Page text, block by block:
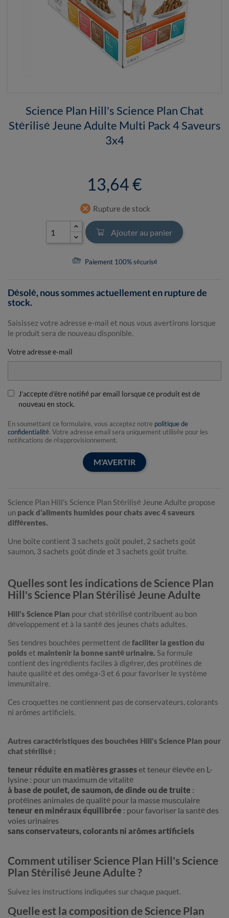
Science Plan Hill's Science Plan Chat
Stérilisé Jeune Adulte Multi Pack 4 Saveurs
3x4
13,64 €
cancel Rupture de stock
Ajouter au panier
Paiement 100% sécurisé
Désolé, nous sommes actuellement en rupture de
stock.
Saisissez votre adresse e-mail et nous vous avertirons lorsque
le produit sera de nouveau disponible.
Votre adresse e-mail
J'accepte d'être notifié par email lorsque ce produit est de
nouveau en stock.
En soumettant ce formulaire, vous acceptez notre politique de
confidentialité. Votre adresse email sera uniquement utilisée pour les
notifications de réapprovisionnement.
M'AVERTIR
Science Plan Hill's Science Plan Stérilisé Jeune Adulte propose
un pack d'aliments humides pour chats avec 4 saveurs
différentes.
Une boîte contient 3 sachets goût poulet, 2 sachets goût
saumon, 3 sachets goût dinde et 3 sachets goût truite.
Quelles sont les indications de Science Plan
Hill's Science Plan Stérilisé Jeune Adulte
Hill's Science Plan pour chat stérilisé contribuent au bon
développement et à la santé des jeunes chats adultes.
Ses tendres bouchées permettent de faciliter la gestion du
poids et maintenir la bonne santé urinaire. Sa formule
contient des ingrédients faciles à digérer, des protéines de
haute qualité et des oméga-3 et 6 pour favoriser le système
immunitaire.
Ces croquettes ne contiennent pas de conservateurs, colorants
ni arômes artificiels.
Autres caractéristiques des bouchées Hill's Science Plan pour
chat stérilisé :
teneur réduite en matières grasseset teneur élevée en L-
lysine : pour un maximum de vitalité
à base de poulet, de saumon, de dinde ou de truite :
protéines animales de qualité pour la masse musculaire
teneur en minéraux équilibrée : pour favoriser la santé des
voies urinaires
sans conservateurs, colorants ni arômes artificiels
Comment utiliser Science Plan Hill's Science
Plan Stérilisé Jeune Adulte ?
Suivez les instructions indiquées sur chaque paquet.
Quelle est la composition de Science Plan